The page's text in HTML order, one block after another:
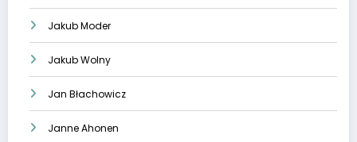
Jakub Moder
Jakub Wolny
Jan Błachowicz
Janne Ahonen